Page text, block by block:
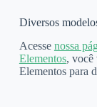
Diversos
Acesse nossa
Elementos, você
Elementos para